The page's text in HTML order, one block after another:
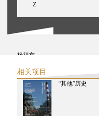
Z
杨福东
俞挺
英格和吴山专
殷漪
袁梓烈
相关项目
“其他”历史